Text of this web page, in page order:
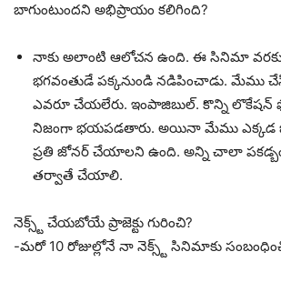
బాగుంటుందని అభిప్రాయం కలిగింది?
నాకు అలాంటి ఆలోచన ఉంది. ఈ సినిమా
భగవంతుడే పక్కనుండి నడిపించాడు. మేము
ఎవరూ చేయలేరు. ఇంపాజిబుల్. కొన్ని లొకేషన్
నిజంగా భయపడతారు. అయినా మేము ఎక్కడ
ప్రతి జోనర్ చేయాలని ఉంది. అన్ని చాలా
తర్వాతే చేయాలి.
నెక్స్ట్ చేయబోయే ప్రాజెక్టు గురించి?
-మరో 10 రోజుల్లోనే నా నెక్స్ట్ సినిమాకు